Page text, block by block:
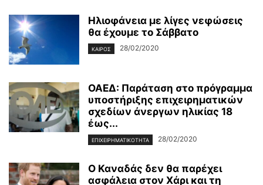
Ηλιοφάνεια με λίγες νεφώσεις
θα έχουμε το Σάββατο
ΚΑΙΡΌΣ 28/02/2020
ΟΑΕΔ: Παράταση στο πρόγραμμα
υποστήριξης επιχειρηματικών
σχεδίων άνεργων ηλικίας 18
έως...
ΕΠΙΧΕΙΡΗΜΑΤΙΚΌΤΗΤΑ 28/02/2020
Ο Καναδάς δεν θα παρέχει
ασφάλεια στον Χάρι και τη